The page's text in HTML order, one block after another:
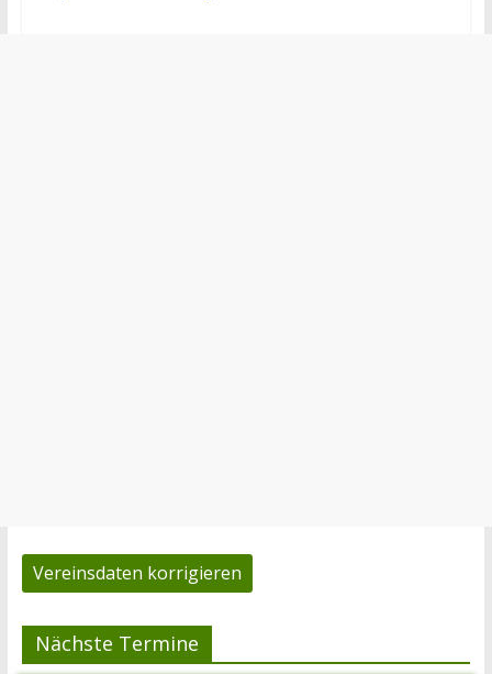
Vereinsdaten korrigieren
Nächste Termine